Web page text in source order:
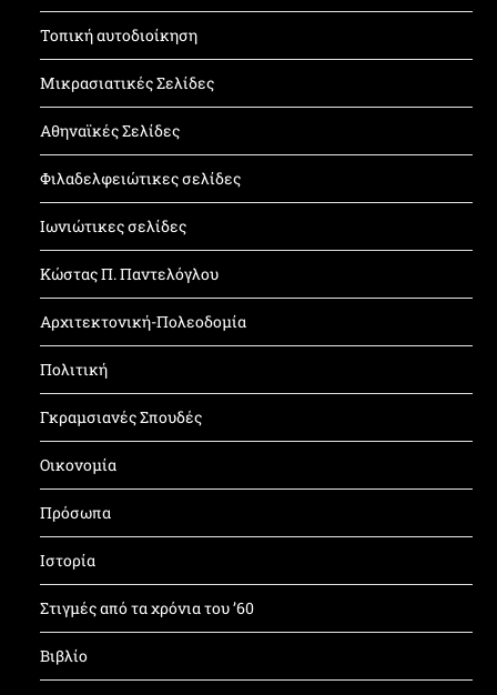
Τοπική αυτοδιοίκηση
Μικρασιατικές Σελίδες
Αθηναϊκές Σελίδες
Φιλαδελφειώτικες σελίδες
Ιωνιώτικες σελίδες
Κώστας Π. Παντελόγλου
Αρχιτεκτονική-Πολεοδομία
Πολιτική
Γκραμσιανές Σπουδές
Οικονομία
Πρόσωπα
Ιστορία
Στιγμές από τα χρόνια του ’60
Βιβλίο